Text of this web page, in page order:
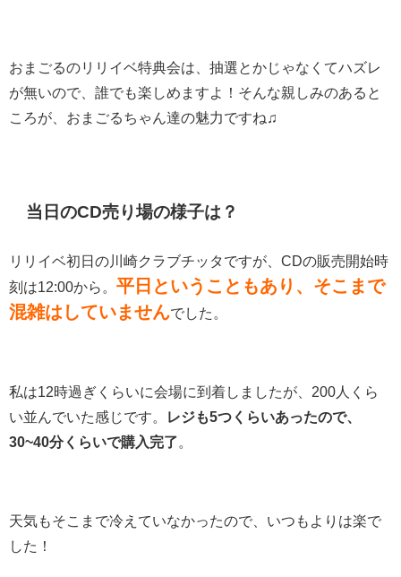
おまごるのリリイベ特典会は、抽選とかじゃなくてハズレ
が無いので、誰でも楽しめますよ！そんな親しみのあると
ころが、おまごるちゃん達の魅力ですね♫
当日のCD売り場の様子は？
リリイベ初日の川崎クラブチッタですが、CDの販売開始時
刻は12:00から。 平日ということもあり、そこまで
混雑はしていませんでした。
私は12時過ぎくらいに会場に到着しましたが、200人くら
い並んでいた感じです。
レジも5つくらいあったので、
30~40分くらいで購入完了
天気もそこまで冷えていなかったので、いつもよりは楽で
した！